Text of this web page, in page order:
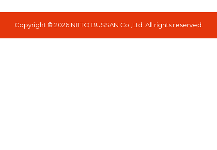
Copyright © 2026 NITTO BUSSAN Co.,Ltd. All rights reserved.